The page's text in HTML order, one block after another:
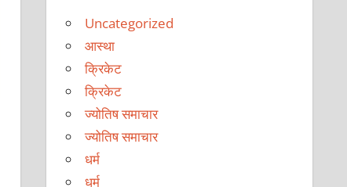
Uncategorized
आस्था
क्रिकेट
क्रिकेट
ज्योतिष समाचार
ज्योतिष समाचार
धर्म
धर्म